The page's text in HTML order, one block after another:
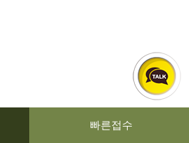
빠른접수